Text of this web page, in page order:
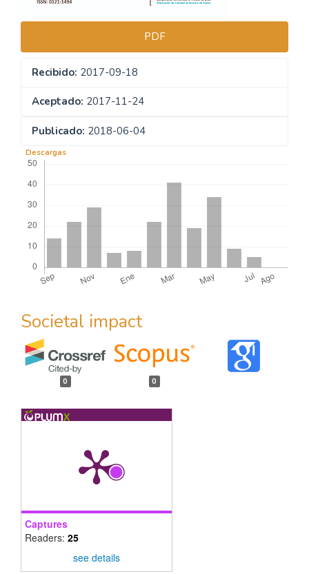
PDF
Recibido: 2017-09-18
Aceptado: 2017-11-24
Publicado: 2018-06-04
Descargas
Societal impact
0 0
Captures
Readers: 25
see details